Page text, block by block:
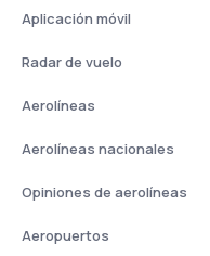
Aplicación móvil
Radar de vuelo
Aerolíneas
Aerolíneas nacionales
Opiniones de aerolíneas
Aeropuertos